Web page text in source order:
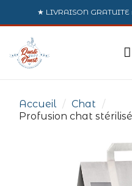
★ LIVRAISON
Accueil
Chat
Profusion chat